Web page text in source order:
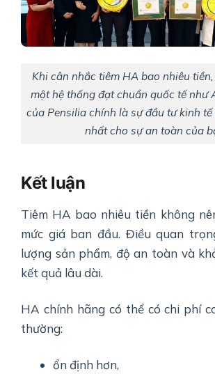
Khi cân nhắc tiêm HA bao nhiêu
một hệ thống đạt chuẩn quốc tế như
của Pensilia chính là sự đầu tư kinh
nhất cho sự an toàn của
Kết luận
Tiêm HA bao nhiêu tiền không
mức giá ban đầu. Điều quan
lượng sản phẩm, độ an toàn và
kết quả lâu dài.
HA chính hãng có thể có chi phí
thường:
ổn định hơn,